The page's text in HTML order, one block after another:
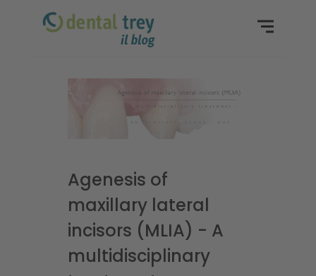
Agenesis of
maxillary lateral
incisors (MLIA) - A
multidisciplinary